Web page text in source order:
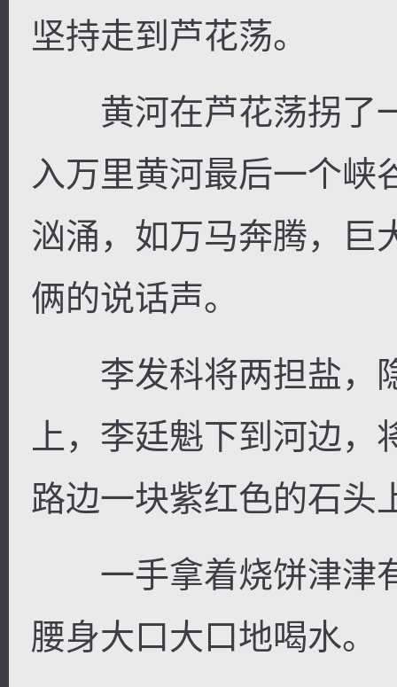
坚持走到芦花荡。
黄河在芦花荡拐了
入万里黄河最后一个峡
汹涌，如万马奔腾，巨
俩的说话声。
李发科将两担盐，
上，李廷魁下到河边
路边一块紫红色的石头
一手拿着烧饼津津
腰身大口大口地喝水。